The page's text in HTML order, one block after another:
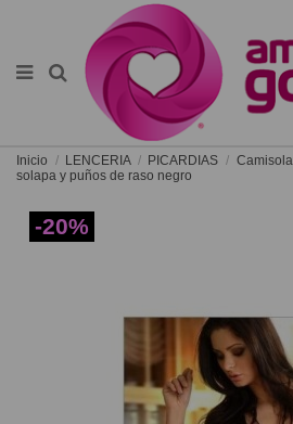
Inicio LENCERIA PICARDIAS
solapa y puños de raso negro
-20%